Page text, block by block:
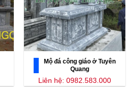
Mộ đá công giáo ở Tuyên
Quang
Liên hệ: 0982.583.000